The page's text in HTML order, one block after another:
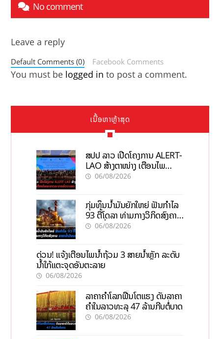
No comment
Leave a reply
Default Comments (0) Facebook Comments
You must be logged in to post a comment.
ເນື້ອຫາຫຼ້າສຸດ
ສປປ ລາວ ເປີດໂຄງການ ALERT-
LAO ສ້າງຕາໜ່າງ ເຕືອນໄພ
ພະຍາດລະບາດທົ່ວປະເທດ
06/08/2026
ກຸ່ມທຶນນ້ຳມັນຍັກໃຫຍ່ ຟັນກຳໄລ
93 ຕື້ໂດລາ ທ່າມກາງວິກິດສົງຄາມ
ລາຄານໍ້າມັນແພງ
06/08/2026
ດ່ວນ! ແຈ້ງເຕືອນໄພນໍ້າຖ້ວມ 3 ສາຍນໍ້າຫຼັກ ລະດັບ
ນໍ້າໃກ້ແຕະຈຸດອັນຕະລາຍ
06/08/2026
ລາຄາຄຳໂລກຟື້ນໂຕແຮງ ດັນລາຄາ
ຄຳໃນລາວທະລຸ 47 ລ້ານກີບຕໍ່ບາດ
06/08/2026